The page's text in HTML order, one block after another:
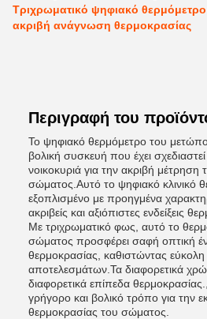
Τριχρωματικό ψηφιακό
ακριβή ανάγνωση θερμοκρασίας
Περιγραφή του
Το ψηφιακό θερμόμετρο του μετώπου
βολική συσκευή που έχει
νοικοκυριά για την ακριβή μέτρηση
σώματος.Αυτό το ψηφιακό κλινικό
εξοπλισμένο με προηγμένα
ακριβείς και αξιόπιστες ενδείξεις
Με τριχρωματικό φως, αυτό το
σώματος προσφέρει σαφή οπτική
θερμοκρασίας, καθιστώντας
αποτελεσμάτων.Τα διαφορετικά
διαφορετικά επίπεδα
γρήγορο και βολικό τρόπο για την
θερμοκρασίας του σώματος.